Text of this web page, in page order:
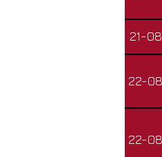
21-08
22-08
22-08